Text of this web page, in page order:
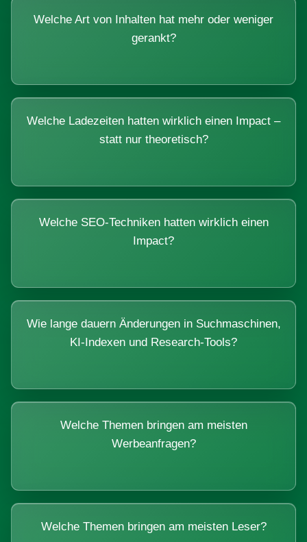
Welche Art von Inhalten hat mehr oder weniger
gerankt?
Welche Ladezeiten hatten wirklich einen Impact –
statt nur theoretisch?
Welche SEO-Techniken hatten wirklich einen
Impact?
Wie lange dauern Änderungen in Suchmaschinen,
KI-Indexen und Research-Tools?
Welche Themen bringen am meisten
Werbeanfragen?
Welche Themen bringen am meisten Leser?